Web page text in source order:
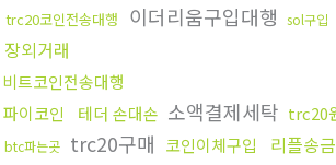
trc20코인전송대행 이더리움구입대행 sol구입
장외거래
비트코인전송대행
파이코인
테더 손대손 소액결제세탁 trc20
btc파는곳 trc20구매 코인이체구입 리플송